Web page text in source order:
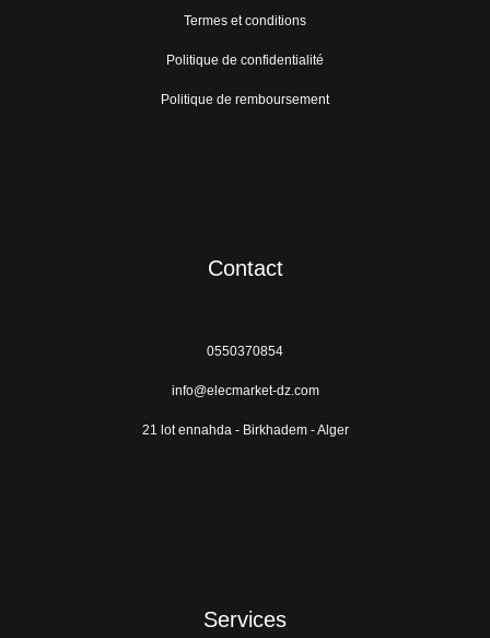
Termes et conditions
Politique de confidentialité
Politique de remboursement
Contact
0550370854
info@elecmarket-dz.com
21 lot ennahda - Birkhadem - Alger
Services